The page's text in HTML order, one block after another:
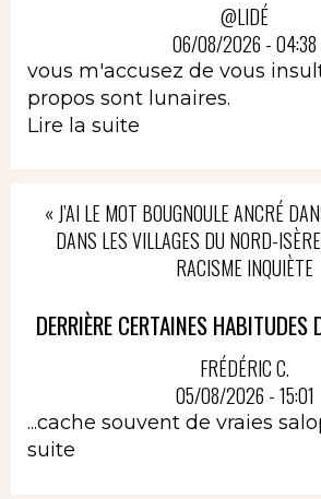
@LIDÉ
06/08/2026 - 04:38
vous m'accusez de vous
propos sont lunaires.
Lire la suite
« J’AI LE MOT BOUGNOULE ANCRÉ
DANS LES VILLAGES DU NORD-
RACISME INQUIÈTE
DERRIÈRE CERTAINES HABITUDES
FRÉDÉRIC C.
05/08/2026 - 15:01
...cache souvent de vraies
suite